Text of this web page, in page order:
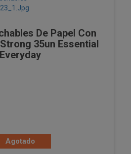
De Papel Con
35un Essential
Everyday
Agotado